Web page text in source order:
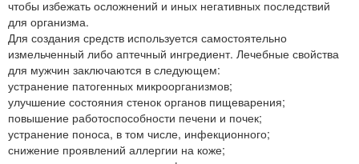
чтобы избежать осложнений и иных негативных последствий
для организма.
Для создания средств используется самостоятельно
измельченный либо аптечный ингредиент. Лечебные свойства
для мужчин заключаются в следующем:
устранение патогенных микроорганизмов;
улучшение состояния стенок органов пищеварения;
повышение работоспособности печени и почек;
устранение поноса, в том числе, инфекционного;
снижение проявлений аллергии на коже;